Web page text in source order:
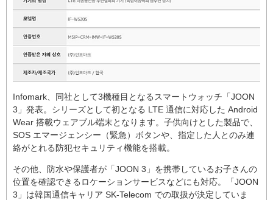
Infomark、同社として3機種目となるスマートウォッチ「JOON
3」発表。シリーズとして初となる LTE 通信に対応した Android
Wear 搭載ウェアブル端末となります。子供向けとした製品で、
SOS エマージェンシー（緊急）ボタンや、指定した人とのみ連
絡がとれる防犯セキュリティ機能を搭載。
その他、防水や保護者が「JOON 3」を携帯しているお子さんの
位置を確認できるロケーションサービスなどにも対応。「JOON
3」は韓国通信キャリア SK-Telecom での取扱が決定していま